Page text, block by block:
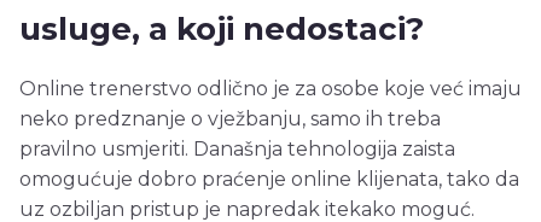
usluge, a koji nedostaci?
Online trenerstvo odlično je za osobe koje već imaju
neko predznanje o vježbanju, samo ih treba
pravilno usmjeriti. Današnja tehnologija zaista
omogućuje dobro praćenje online klijenata, tako da
uz ozbiljan pristup je napredak itekako moguć.